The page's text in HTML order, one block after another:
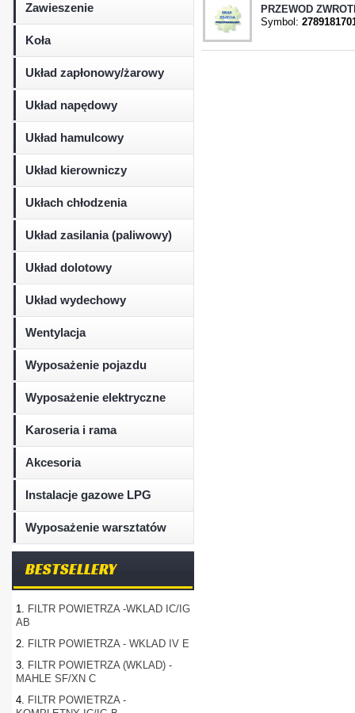
Zawieszenie
Koła
Układ zapłonowy/żarowy
Układ napędowy
Układ hamulcowy
Układ kierowniczy
Ukłach chłodzenia
Układ zasilania (paliwowy)
Układ dolotowy
Układ wydechowy
Wentylacja
Wyposażenie pojazdu
Wyposażenie elektryczne
Karoseria i rama
Akcesoria
Instalacje gazowe LPG
Wyposażenie warsztatów
BESTSELLERY
1. FILTR POWIETRZA -WKLAD IC/IG
AB
2. FILTR POWIETRZA - WKLAD IV E
3. FILTR POWIETRZA (WKLAD) -
MAHLE SF/XN C
4. FILTR POWIETRZA -
PRZEWOD
Symbol: